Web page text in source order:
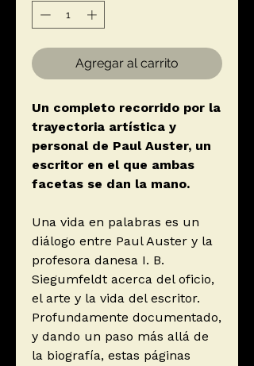
Agregar al carrito
Un completo recorrido por la
trayectoria artística y
personal de Paul Auster, un
escritor en el que ambas
facetas se dan la mano.
Una vida en palabras es un
diálogo entre Paul Auster y la
profesora danesa I. B.
Siegumfeldt acerca del oficio,
el arte y la vida del escritor.
Profundamente documentado,
y dando un paso más allá de
la biografía, estas páginas